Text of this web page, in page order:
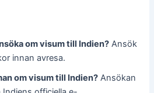
om visum till Indien? Ansök
innan avresa.
om visum till Indien? Ansökan